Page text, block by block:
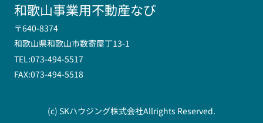
和歌山事業用不動産なび
〒640-8374
和歌山県和歌山市数寄屋丁13-1
TEL:073-494-5517
FAX:073-494-5518
(c) SKハウジング株式会社Allrights Reserved.